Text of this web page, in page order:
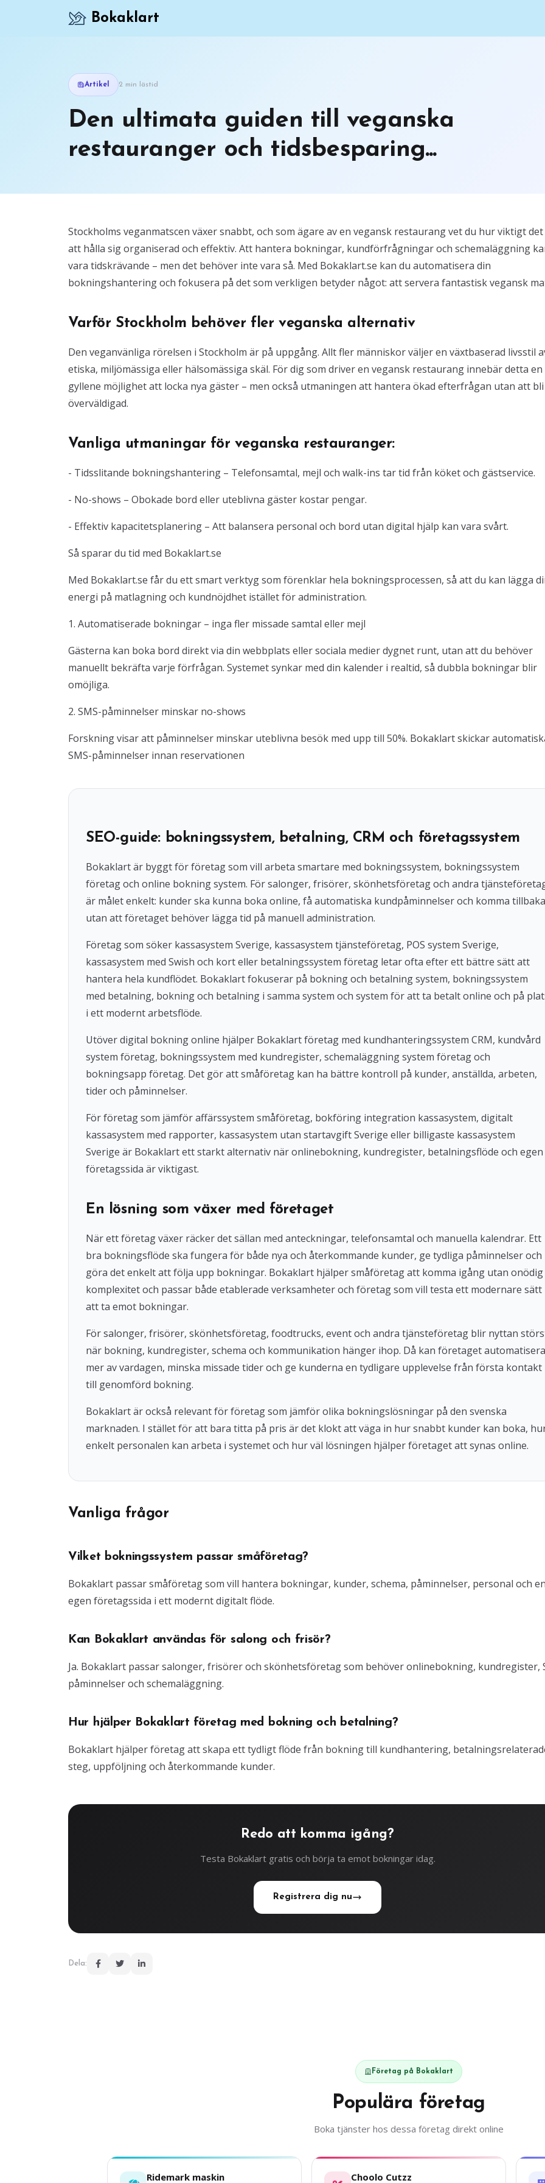
Bokaklart
Artikel 2 min lästid
Den ultimata guiden till veganska
restauranger och tidsbesparing...
Stockholms veganmatscen växer snabbt, och som ägare av en vegansk restaurang vet du hur viktigt
att hålla sig organiserad och effektiv. Att hantera bokningar, kundförfrågningar och schemaläggning
vara tidskrävande – men det behöver inte vara så. Med Bokaklart.se kan du automatisera din
bokningshantering och fokusera på det som verkligen betyder något: att servera fantastisk vegansk
Varför Stockholm behöver fler veganska alternativ
Den veganvänliga rörelsen i Stockholm är på uppgång. Allt fler människor väljer en växtbaserad livsstil
etiska, miljömässiga eller hälsomässiga skäl. För dig som driver en vegansk restaurang innebär detta en
gyllene möjlighet att locka nya gäster – men också utmaningen att hantera ökad efterfrågan utan att bli
överväldigad.
Vanliga utmaningar för veganska restauranger:
- Tidsslitande bokningshantering – Telefonsamtal, mejl och walk-ins tar tid från köket och gästservice.
- No-shows – Obokade bord eller uteblivna gäster kostar pengar.
- Effektiv kapacitetsplanering – Att balansera personal och bord utan digital hjälp kan vara svårt.
Så sparar du tid med Bokaklart.se
Med Bokaklart.se får du ett smart verktyg som förenklar hela bokningsprocessen, så att du kan lägga
energi på matlagning och kundnöjdhet istället för administration.
1. Automatiserade bokningar – inga fler missade samtal eller mejl
Gästerna kan boka bord direkt via din webbplats eller sociala medier dygnet runt, utan att du behöver
manuellt bekräfta varje förfrågan. Systemet synkar med din kalender i realtid, så dubbla bokningar blir
omöjliga.
2. SMS-påminnelser minskar no-shows
Forskning visar att påminnelser minskar uteblivna besök med upp till 50%. Bokaklart skickar
SMS-påminnelser innan reservationen
SEO-guide: bokningssystem, betalning, CRM och företagssystem
Bokaklart är byggt för företag som vill arbeta smartare med bokningssystem, bokningssystem
företag och online bokning system. För salonger, frisörer, skönhetsföretag och andra
är målet enkelt: kunder ska kunna boka online, få automatiska kundpåminnelser och komma tillbaka
utan att företaget behöver lägga tid på manuell administration.
Företag som söker kassasystem Sverige, kassasystem tjänsteföretag, POS system Sverige,
kassasystem med Swish och kort eller betalningssystem företag letar ofta efter ett bättre sätt att
hantera hela kundflödet. Bokaklart fokuserar på bokning och betalning system, bokningssystem
med betalning, bokning och betalning i samma system och system för att ta betalt online och på
i ett modernt arbetsflöde.
Utöver digital bokning online hjälper Bokaklart företag med kundhanteringssystem CRM, kundvård
system företag, bokningssystem med kundregister, schemaläggning system företag och
bokningsapp företag. Det gör att småföretag kan ha bättre kontroll på kunder, anställda, arbeten,
tider och påminnelser.
För företag som jämför affärssystem småföretag, bokföring integration kassasystem, digitalt
kassasystem med rapporter, kassasystem utan startavgift Sverige eller billigaste kassasystem
Sverige är Bokaklart ett starkt alternativ när onlinebokning, kundregister, betalningsflöde och egen
företagssida är viktigast.
En lösning som växer med företaget
När ett företag växer räcker det sällan med anteckningar, telefonsamtal och manuella kalendrar. Ett
bra bokningsflöde ska fungera för både nya och återkommande kunder, ge tydliga påminnelser och
göra det enkelt att följa upp bokningar. Bokaklart hjälper småföretag att komma igång utan onödig
komplexitet och passar både etablerade verksamheter och företag som vill testa ett modernare sätt
att ta emot bokningar.
För salonger, frisörer, skönhetsföretag, foodtrucks, event och andra tjänsteföretag blir nyttan
när bokning, kundregister, schema och kommunikation hänger ihop. Då kan företaget automatisera
mer av vardagen, minska missade tider och ge kunderna en tydligare upplevelse från första kontakt
till genomförd bokning.
Bokaklart är också relevant för företag som jämför olika bokningslösningar på den svenska
marknaden. I stället för att bara titta på pris är det klokt att väga in hur snabbt kunder kan boka,
enkelt personalen kan arbeta i systemet och hur väl lösningen hjälper företaget att synas online.
Vanliga frågor
Vilket bokningssystem passar småföretag?
Bokaklart passar småföretag som vill hantera bokningar, kunder, schema, påminnelser, personal och
egen företagssida i ett modernt digitalt flöde.
Kan Bokaklart användas för salong och frisör?
Ja. Bokaklart passar salonger, frisörer och skönhetsföretag som behöver onlinebokning, kundregister,
påminnelser och schemaläggning.
Hur hjälper Bokaklart företag med bokning och betalning?
Bokaklart hjälper företag att skapa ett tydligt flöde från bokning till kundhantering,
steg, uppföljning och återkommande kunder.
Redo att komma igång?
Testa Bokaklart gratis och börja ta emot bokningar idag.
Registrera dig nu
Dela:
Företag på Bokaklart
Populära företag
Boka tjänster hos dessa företag direkt online
Ridemark maskin Choolo Cutzz